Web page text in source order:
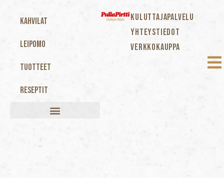
Kahvilat
Leipomo
Tuotteet
Reseptit
KULUTTAJAPALVELU
YHTEYSTIEDOT
VERKKOKAUPPA